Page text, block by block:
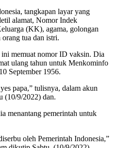
tangkapan layar yang
alamat, Nomor Indek
(KK), agama, golongan
tua dan istri.
memuat nomor ID vaksin. Dia
ulang tahun untuk Menkominfo
September 1956.
papa,” tulisnya, dalam akun
(10/9/2022) dan.
menantang pemerintah untuk
oleh Pemerintah Indonesia,”